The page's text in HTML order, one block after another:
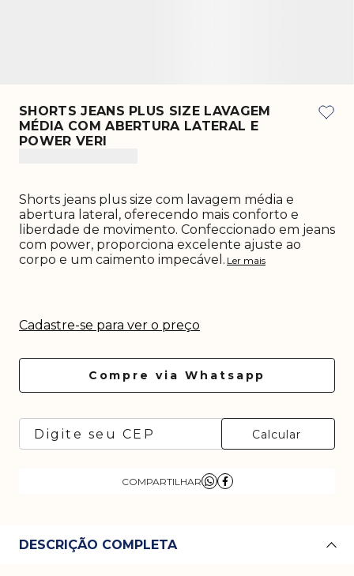
SHORTS JEANS PLUS SIZE LAVAGEM
MÉDIA COM ABERTURA LATERAL E
POWER VERI
Shorts jeans plus size com lavagem média e
abertura lateral, oferecendo mais conforto e
liberdade de movimento. Confeccionado em jeans
com power, proporciona excelente ajuste ao
corpo e um caimento impecável. Ler mais
Cadastre-se para ver o preço
DESCRIÇÃO COMPLETA